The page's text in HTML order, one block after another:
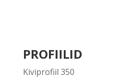
PROFIILID
Kiviprofiil 350